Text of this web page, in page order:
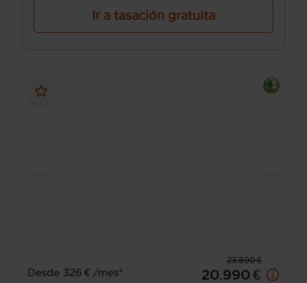
Ir a tasación gratuita
23.890 €
Desde 326 € /mes*
20.990 €